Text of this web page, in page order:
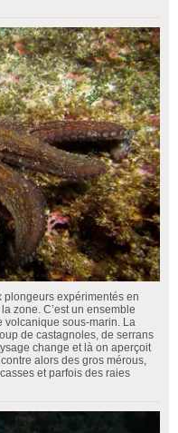
expérimentés en
zone. C’est un ensemble
volcanique sous-marin. La
de castagnoles, de serrans
change et là on aperçoit
alors des gros mérous,
et parfois des raies